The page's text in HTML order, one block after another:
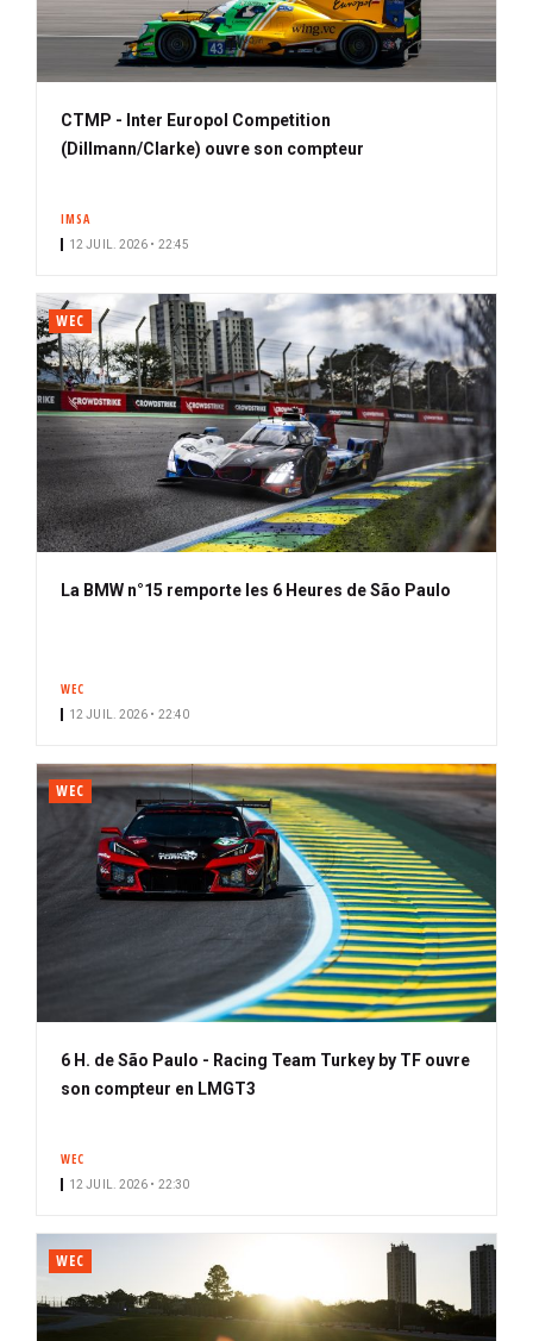
CTMP - Inter Europol Competition
(Dillmann/Clarke) ouvre son compteur
IMSA
12 JUIL. 2026 • 22:45
WEC
La BMW n°15 remporte les 6 Heures de São Paulo
WEC
12 JUIL. 2026 • 22:40
WEC
6 H. de São Paulo - Racing Team Turkey by TF ouvre
son compteur en LMGT3
WEC
12 JUIL. 2026 • 22:30
WEC